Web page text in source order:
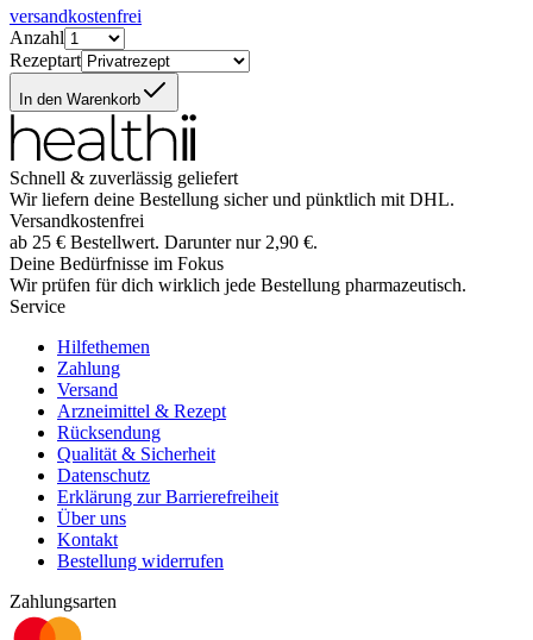
versandkostenfrei
Anzahl
Rezeptart
In den Warenkorb
Schnell & zuverlässig geliefert
Wir liefern deine Bestellung sicher und pünktlich mit DHL.
Versandkostenfrei
ab 25 € Bestellwert. Darunter nur 2,90 €.
Deine Bedürfnisse im Fokus
Wir prüfen für dich wirklich jede Bestellung pharmazeutisch.
Service
Hilfethemen
Zahlung
Versand
Arzneimittel & Rezept
Rücksendung
Qualität & Sicherheit
Datenschutz
Erklärung zur Barrierefreiheit
Über uns
Kontakt
Bestellung widerrufen
Zahlungsarten